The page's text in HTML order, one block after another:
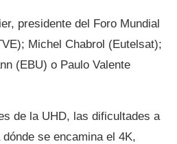
presidente del Foro Mundial
Michel Chabrol (Eutelsat);
(EBU) o Paulo Valente
de la UHD, las dificultades a
se encamina el 4K,